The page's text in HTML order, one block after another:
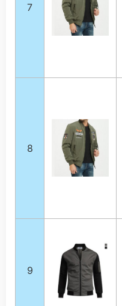
7
8
9